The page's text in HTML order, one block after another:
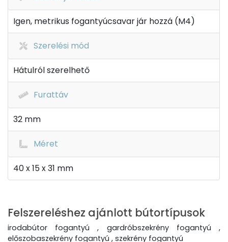
Igen, metrikus fogantyúcsavar jár hozzá (M4)
Szerelési mód
Hátulról szerelhető
Furattáv
32 mm
Méret
40 x 15 x 31 mm
Felszereléshez ajánlott bútortípusok
irodabútor fogantyú , gardróbszekrény fogantyú ,
előszobaszekrény fogantyú , szekrény fogantyú